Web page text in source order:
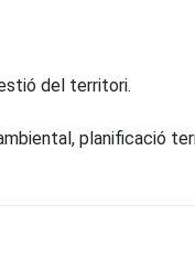
del territori.
planificació